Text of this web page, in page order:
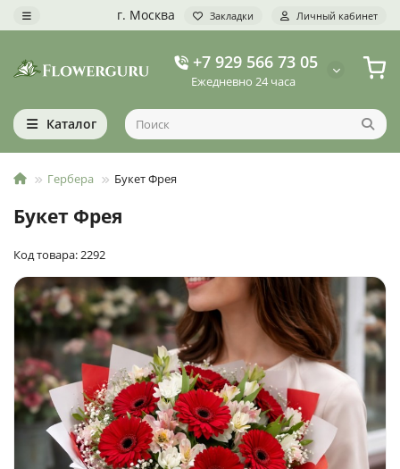
г. Москва Закладки Личный кабинет
+7 929 566 73 05
Ежедневно 24 часа
Каталог
Гербера Букет Фрея
Букет Фрея
Код товара: 2292